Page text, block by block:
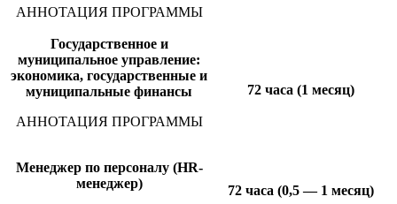
АННОТАЦИЯ ПРОГРАММЫ
Государственное и
муниципальное управление:
экономика, государственные и
муниципальные финансы
АННОТАЦИЯ ПРОГРАММЫ
72 часа (1 месяц)
Менеджер по персоналу (HR-
менеджер)
72 часа (0,5 — 1 месяц)